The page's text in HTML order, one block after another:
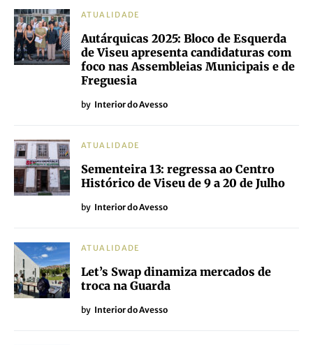
ATUALIDADE
Autárquicas 2025: Bloco de Esquerda
de Viseu apresenta candidaturas com
foco nas Assembleias Municipais e de
Freguesia
by Interior do Avesso
ATUALIDADE
Sementeira 13: regressa ao Centro
Histórico de Viseu de 9 a 20 de Julho
by Interior do Avesso
ATUALIDADE
Let’s Swap dinamiza mercados de
troca na Guarda
by Interior do Avesso